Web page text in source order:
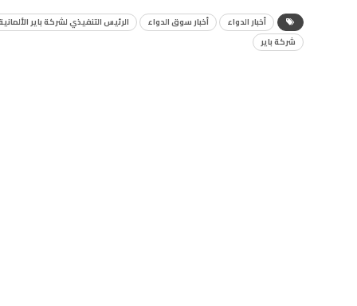
أخبار الدواء أخبار سوق الدواء
الرئيس التنفيذي لشركة باير
شركة باير